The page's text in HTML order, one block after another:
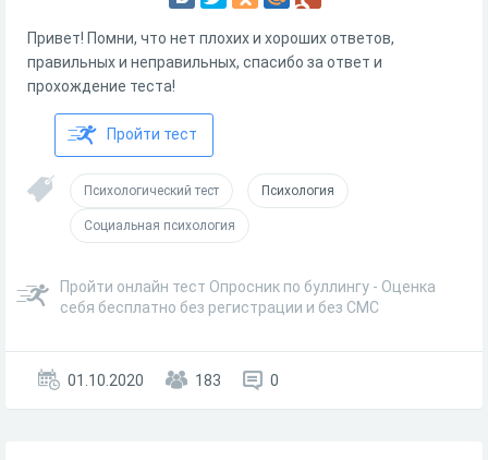
Привет! Помни, что нет плохих и хороших ответов,
правильных и неправильных, спасибо за ответ и
прохождение теста!
Пройти тест
Психологический тест Психология
Социальная психология
Пройти онлайн тест Опросник по буллингу - Оценка
себя бесплатно без регистрации и без СМС
01.10.2020 183 0